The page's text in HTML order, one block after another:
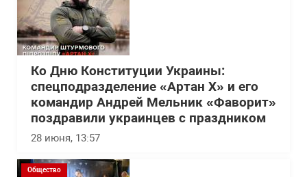
Ко Дню Конституции Украины:
спецподразделение «Артан Х» и его
командир Андрей Мельник «Фаворит»
поздравили украинцев с праздником
28 июня, 13:57
Общество